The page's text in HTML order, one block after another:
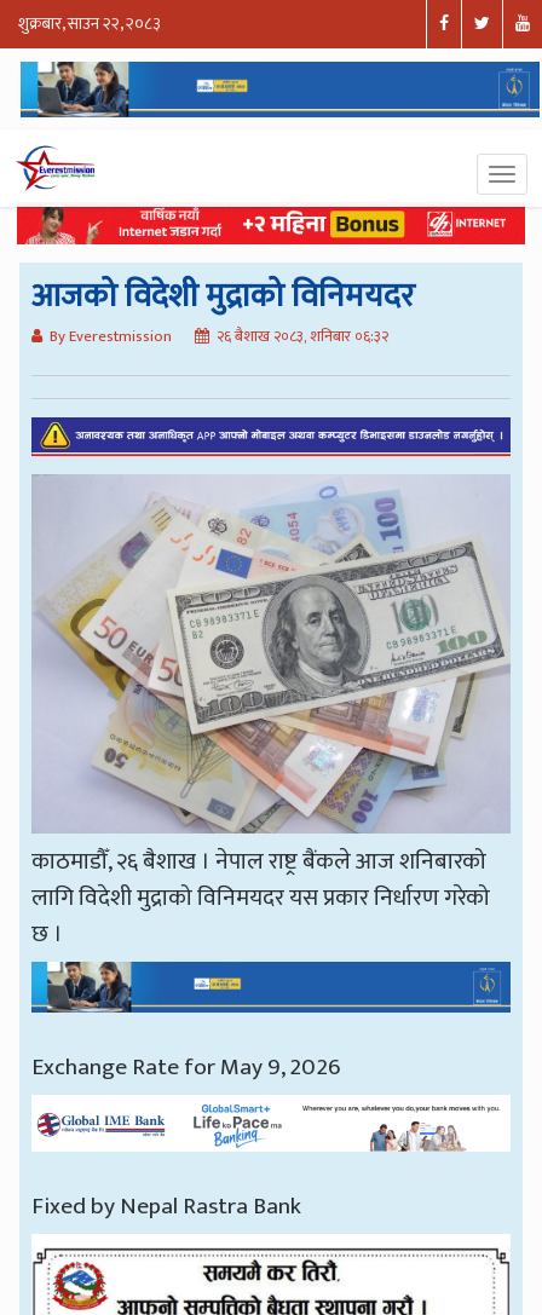
शुक्रबार, साउन २२, २०८३
आजको विदेशी मुद्राको विनिमयदर
By Everestmission २६ बैशाख २०८३, शनिबार ०६:३२
काठमाडौँ, २६ बैशाख । नेपाल राष्ट्र बैंकले आज शनिबारको
लागि विदेशी मुद्राको विनिमयदर यस प्रकार निर्धारण गरेको
छ ।
Exchange Rate for May 9, 2026
Fixed by Nepal Rastra Bank